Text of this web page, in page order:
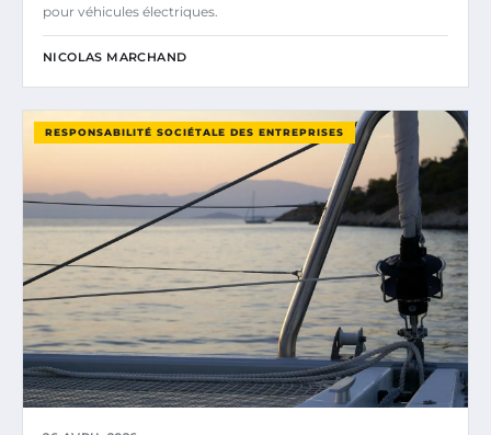
pour véhicules électriques.
NICOLAS MARCHAND
RESPONSABILITÉ SOCIÉTALE DES ENTREPRISES